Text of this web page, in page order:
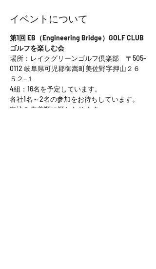
イベントについて
第1回 EB（Engineering Bridge）GOLF CLUB
ゴルフを楽しむ会
場所：レイクグリーンゴルフ倶楽部　〒505-
0112 岐阜県可児郡御嵩町美佐野字押山２６
５２−１
4組：16名を予定しています。
各社1名～2名の参加をお待ちしています。
申込み先着順に順となります。